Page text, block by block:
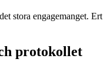
stora engagemanget. Ert
protokollet